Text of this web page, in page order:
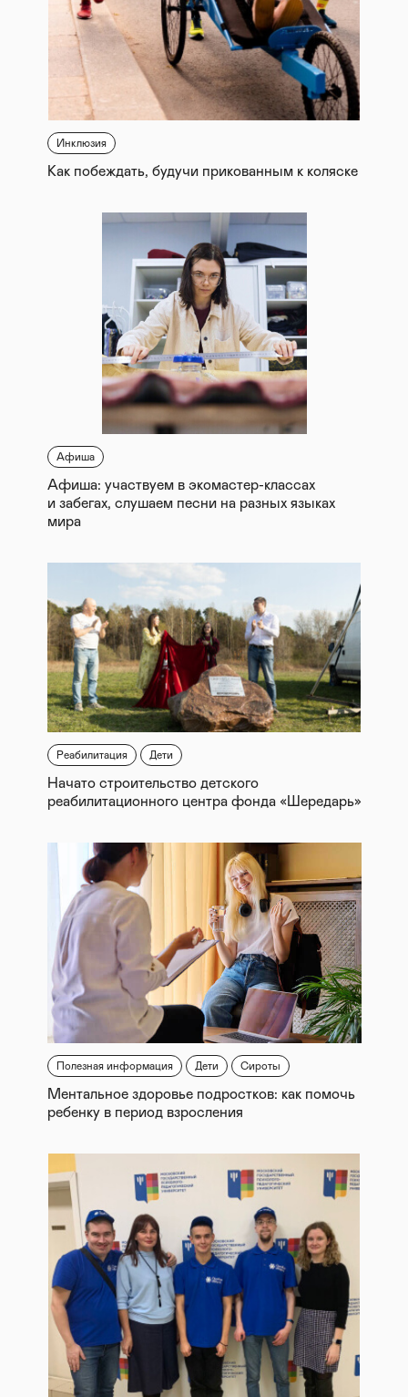
Инклюзия
Как побеждать, будучи прикованным к коляске
Афиша
Афиша: участвуем в экомастер-классах
и забегах, слушаем песни на разных языках
мира
Реабилитация Дети
Начато строительство детского
реабилитационного центра фонда «Шередарь»
Полезная информация Дети Сироты
Ментальное здоровье подростков: как помочь
ребенку в период взросления